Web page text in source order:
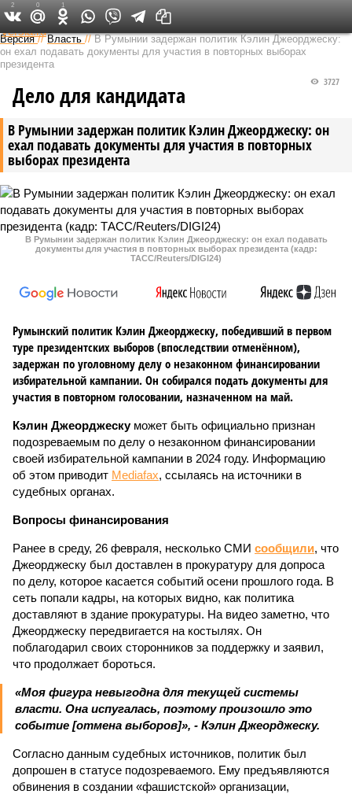
Федеральный выпуск
Версия //Власть //В Румынии задержан политик Кэлин Джеорджеску:
он ехал подавать документы для участия в повторных выборах
президента
В Румынии задержан политик Кэлин Джеорджеску: он
ехал подавать документы для участия в повторных
выборах президента
3727
Дело для кандидата
В Румынии задержан политик Кэлин Джеорджеску: он ехал подавать
документы для участия в повторных выборах президента (кадр:
ТАСС/Reuters/DIGI24)
Румынский политик Кэлин Джеорджеску, победивший в первом
туре президентских выборов (впоследствии отменённом),
задержан по уголовному делу о незаконном финансировании
избирательной кампании. Он собирался подать документы для
участия в повторном голосовании, назначенном на май.
Кэлин Джеорджескуможет быть официально признан
подозреваемым по делу о незаконном финансировании
своей избирательной кампании в 2024 году. Информацию
об этом приводит Mediafax, ссылаясь на источники в
судебных органах.
Вопросы финансирования
Ранее в среду, 26 февраля, несколько СМИ сообщили, что
Джеорджеску был доставлен в прокуратуру для допроса
по делу, которое касается событий осени прошлого года. В
сеть попали кадры, на которых видно, как политика
доставляют в здание прокуратуры. На видео заметно, что
Джеорджеску передвигается на костылях. Он
поблагодарил своих сторонников за поддержку и заявил,
что продолжает бороться.
«Моя фигура невыгодна для текущей системы
власти. Она испугалась, поэтому произошло это
событие [отмена выборов]», - Кэлин Джеорджеску.
Согласно данным судебных источников, политик был
допрошен в статусе подозреваемого. Ему предъявляются
обвинения в создании «фашистской» организации,
2 0 1